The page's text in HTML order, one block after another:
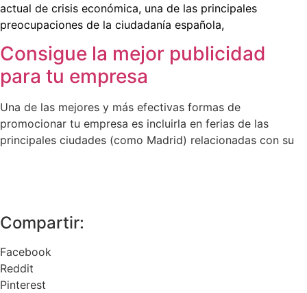
actual de crisis económica, una de las principales
preocupaciones de la ciudadanía española,
Consigue la mejor publicidad
para tu empresa
Una de las mejores y más efectivas formas de
promocionar tu empresa es incluirla en ferias de las
principales ciudades (como Madrid) relacionadas con su
Compartir:
Facebook
Reddit
Pinterest